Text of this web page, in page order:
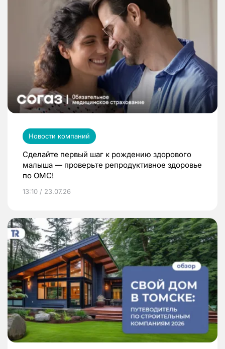
Новости компаний
Сделайте первый шаг к рождению здорового
малыша — проверьте репродуктивное здоровье
по ОМС!
13:10 / 23.07.26